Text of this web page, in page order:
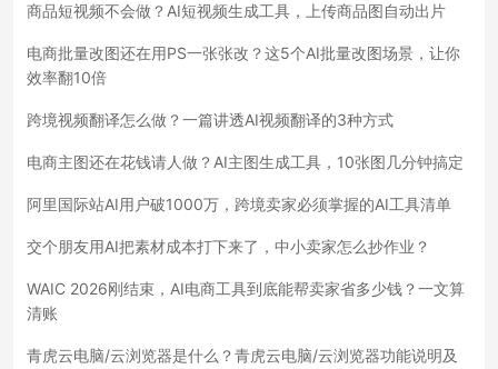
商品短视频不会做？AI短视频生成工具，上传商品图自动出片
电商批量改图还在用PS一张张改？这5个AI批量改图场景，让你
效率翻10倍
跨境视频翻译怎么做？一篇讲透AI视频翻译的3种方式
电商主图还在花钱请人做？AI主图生成工具，10张图几分钟搞定
阿里国际站AI用户破1000万，跨境卖家必须掌握的AI工具清单
交个朋友用AI把素材成本打下来了，中小卖家怎么抄作业？
WAIC 2026刚结束，AI电商工具到底能帮卖家省多少钱？一文算
清账
青虎云电脑/云浏览器是什么？青虎云电脑/云浏览器功能说明及